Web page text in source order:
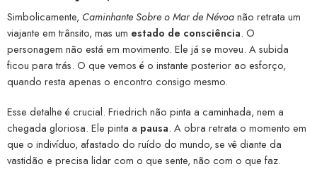
Simbolicamente, Caminhante Sobre o Mar de Névoanão retrata um
viajante em trânsito, mas um estado de consciência. O
personagem não está em movimento. Ele já se moveu. A subida
ficou para trás. O que vemos é o instante posterior ao esforço,
quando resta apenas o encontro consigo mesmo.
Esse detalhe é crucial. Friedrich não pinta a caminhada, nem a
chegada gloriosa. Ele pinta a pausa. A obra retrata o momento em
que o indivíduo, afastado do ruído do mundo, se vê diante da
vastidão e precisa lidar com o que sente, não com o que faz.